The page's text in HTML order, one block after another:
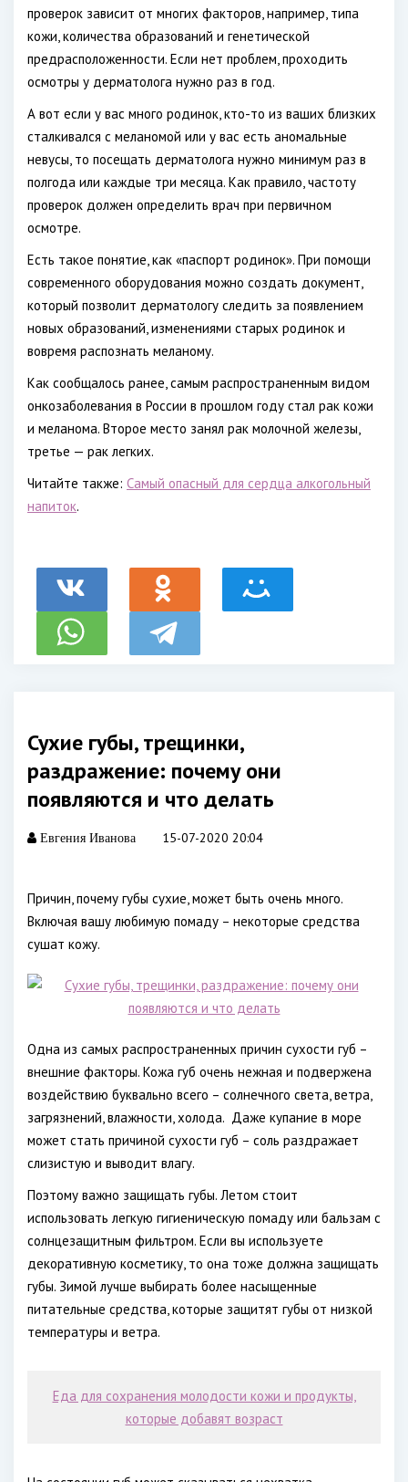
проверок зависит от многих факторов, например, типа
кожи, количества образований и генетической
предрасположенности. Если нет проблем, проходить
осмотры у дерматолога нужно раз в год.
А вот если у вас много родинок, кто-то из ваших близких
сталкивался с меланомой или у вас есть аномальные
невусы, то посещать дерматолога нужно минимум раз в
полгода или каждые три месяца. Как правило, частоту
проверок должен определить врач при первичном
осмотре.
Есть такое понятие, как «паспорт родинок». При помощи
современного оборудования можно создать документ,
который позволит дерматологу следить за появлением
новых образований, изменениями старых родинок и
вовремя распознать меланому.
Как сообщалось ранее, самым распространенным видом
онкозаболевания в России в прошлом году стал рак кожи
и меланома. Второе место занял рак молочной железы,
третье — рак легких.
Читайте также: Самый опасный для сердца алкогольный
напиток.
Сухие губы, трещинки,
раздражение: почему они
появляются и что делать
Евгения Иванова 15-07-2020 20:04
Причин, почему губы сухие, может быть очень много.
Включая вашу любимую помаду – некоторые средства
сушат кожу.
Одна из самых распространенных причин сухости губ –
внешние факторы. Кожа губ очень нежная и подвержена
воздействию буквально всего – солнечного света, ветра,
загрязнений, влажности, холода. Даже купание в море
может стать причиной сухости губ – соль раздражает
слизистую и выводит влагу.
Поэтому важно защищать губы. Летом стоит
использовать легкую гигиеническую помаду или бальзам с
солнцезащитным фильтром. Если вы используете
декоративную косметику, то она тоже должна защищать
губы. Зимой лучше выбирать более насыщенные
питательные средства, которые защитят губы от низкой
температуры и ветра.
Еда для сохранения молодости кожи и продукты,
которые добавят возраст